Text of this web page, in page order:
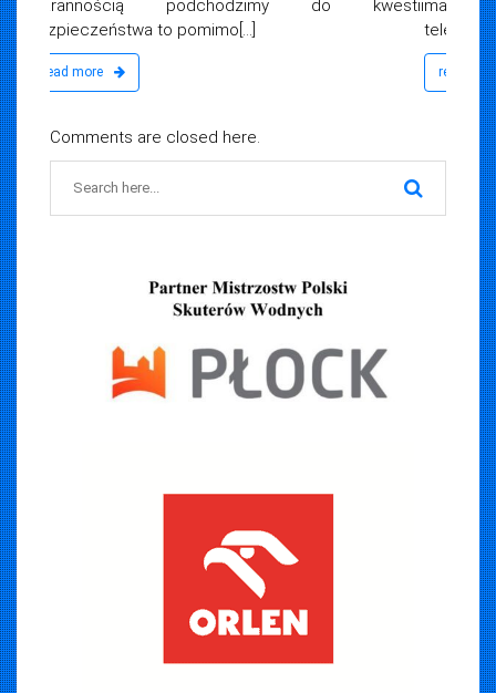
mail na adres:biuro@woprplock.pllub
telefonicznie[...]
read more
Comments are closed here.